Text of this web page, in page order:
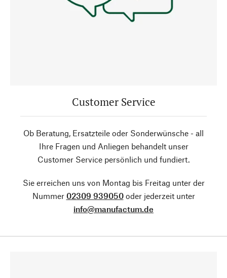
Customer Service
Ob Beratung, Ersatzteile oder Sonderwünsche - all
Ihre Fragen und Anliegen behandelt unser
Customer Service persönlich und fundiert.
Sie erreichen uns von Montag bis Freitag unter der
Nummer 02309 939050oder jederzeit unter
info@manufactum.de